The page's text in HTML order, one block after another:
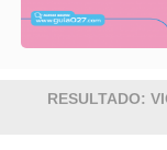
RESULTADO: